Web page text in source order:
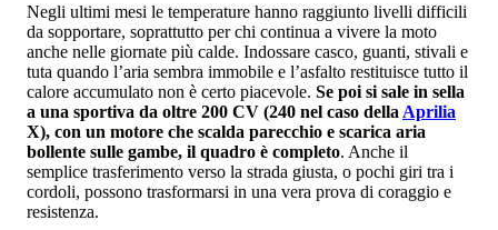
Negli ultimi mesi le temperature hanno raggiunto livelli difficili
da sopportare, soprattutto per chi continua a vivere la moto
anche nelle giornate più calde. Indossare casco, guanti, stivali e
tuta quando l’aria sembra immobile e l’asfalto restituisce tutto il
calore accumulato non è certo piacevole. Se poi si sale in sella
a una sportiva da oltre 200 CV (240 nel caso della Aprilia
X), con un motore che scalda parecchio e scarica aria
bollente sulle gambe, il quadro è completo. Anche il
semplice trasferimento verso la strada giusta, o pochi giri tra i
cordoli, possono trasformarsi in una vera prova di coraggio e
resistenza.